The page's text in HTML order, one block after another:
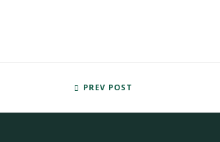
PREV POST
PRIMERAS JORNADAS DE GASTRONOMÍA Y